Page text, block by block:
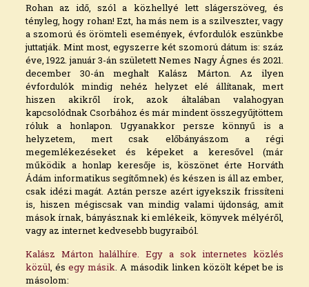
Rohan az idő, szól a közhellyé lett slágerszöveg, és
tényleg, hogy rohan! Ezt, ha más nem is a szilveszter, vagy
a szomorú és örömteli események, évfordulók eszünkbe
juttatják. Mint most, egyszerre két szomorú dátum is: száz
éve, 1922. január 3-án született Nemes Nagy Ágnes és 2021.
december 30-án meghalt Kalász Márton. Az ilyen
évfordulók mindig nehéz helyzet elé állítanak, mert
hiszen akikről írok, azok általában valahogyan
kapcsolódnak Csorbához és már mindent összegyűjtöttem
róluk a honlapon. Ugyanakkor persze könnyű is a
helyzetem, mert csak előbányászom a régi
megemlékezéseket és képeket a keresővel (már
működik a honlap keresője is, köszönet érte Horváth
Ádám informatikus segítőmnek) és készen is áll az ember,
csak idézi magát. Aztán persze azért igyekszik frissíteni
is, hiszen mégiscsak van mindig valami újdonság, amit
mások írnak, bányásznak ki emlékeik, könyvek mélyéről,
vagy az internet kedvesebb bugyraiból.
Kalász Márton halálhíre. Egy a sok internetes közlés
közül , ésegy másik . A második linken közölt képet be is
másolom: